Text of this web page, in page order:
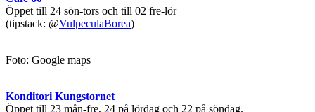
Öppet till 24 sön-tors och till 02 fre-lör
(tipstack: @VulpeculaBorea)
Foto: Google maps
Konditori Kungstornet
Öppet till 23 mån-fre, 24 på lördag och 22 på söndag.